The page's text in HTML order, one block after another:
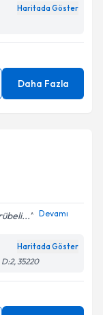
Haritada Göster
Daha Fazla
Devamı
Haritada Göster
35220